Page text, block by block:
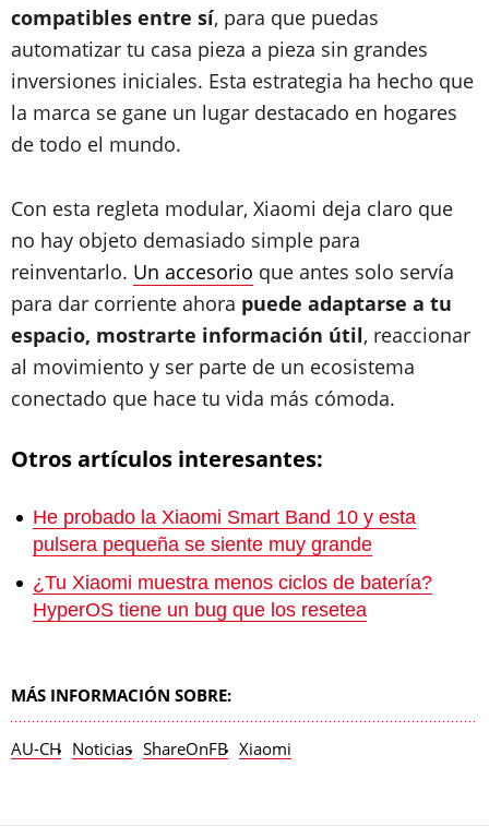
compatibles entre sí, para que puedas
automatizar tu casa pieza a pieza sin grandes
inversiones iniciales. Esta estrategia ha hecho que
la marca se gane un lugar destacado en hogares
de todo el mundo.
Con esta regleta modular, Xiaomi deja claro que
no hay objeto demasiado simple para
reinventarlo. Un accesorio que antes solo servía
para dar corriente ahora puede adaptarse a tu
espacio, mostrarte información útil, reaccionar
al movimiento y ser parte de un ecosistema
conectado que hace tu vida más cómoda.
Otros artículos interesantes:
He probado la Xiaomi Smart Band 10 y esta
pulsera pequeña se siente muy grande
¿Tu Xiaomi muestra menos ciclos de batería?
HyperOS tiene un bug que los resetea
MÁS INFORMACIÓN SOBRE:
AU-CH Noticias ShareOnFB Xiaomi